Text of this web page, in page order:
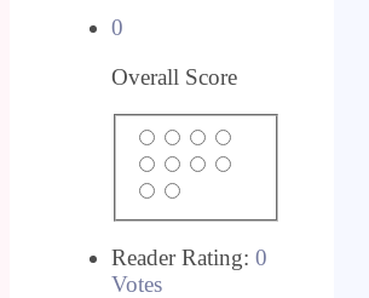
0
Overall Score
Reader Rating: 0
Votes